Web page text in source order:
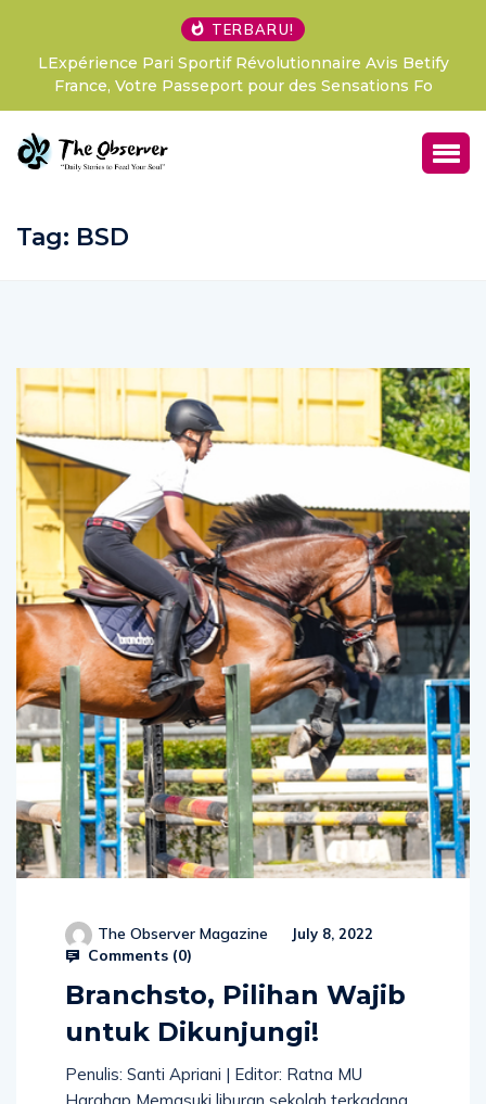
TERBARU!
LExpérience Pari Sportif Révolutionnaire Avis Betify
France, Votre Passeport pour des Sensations Fo
Tag: BSD
The Observer Magazine July 8, 2022
Comments (0)
Branchsto, Pilihan Wajib
untuk Dikunjungi!
Penulis: Santi Apriani | Editor: Ratna MU